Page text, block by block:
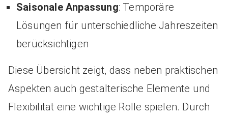
Saisonale Anpassung: Temporäre
Lösungen für unterschiedliche Jahreszeiten
berücksichtigen
Diese Übersicht zeigt, dass neben praktischen
Aspekten auch gestalterische Elemente und
Flexibilität eine wichtige Rolle spielen. Durch